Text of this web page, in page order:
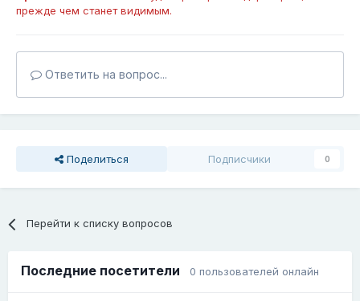
прежде чем станет видимым.
Ответить на вопрос...
Поделиться Подписчики 0
Перейти к списку вопросов
Последние посетители 0 пользователей онлайн